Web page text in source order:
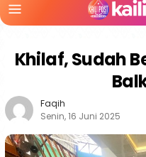
Mobile
Khilaf, Sudah
Faqih
Senin, 16 Juni 2025